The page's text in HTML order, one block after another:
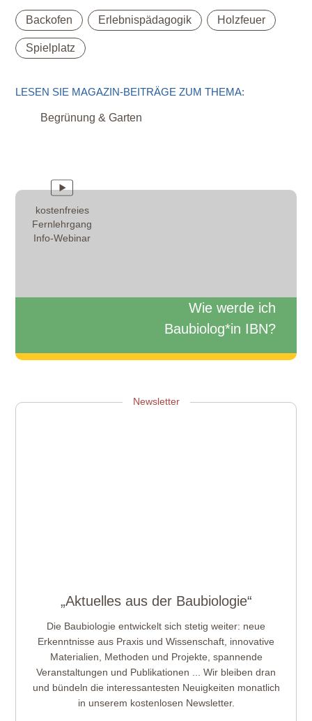
Backofen , Erlebnispädagogik , Holzfeuer
Spielplatz
LESEN SIE MAGAZIN-BEITRÄGE ZUM THEMA:
Begrünung & Garten
kostenfreies
Fernlehrgang
Info-Webinar
Wie werde ich
Baubiolog*in IBN?
Newsletter
„Aktuelles aus der Baubiologie“
Die Baubiologie entwickelt sich stetig weiter: neue
Erkenntnisse aus Praxis und Wissenschaft, innovative
Materialien, Methoden und Projekte, spannende
Veranstaltungen und Publikationen ... Wir bleiben dran
und bündeln die interessantesten Neuigkeiten monatlich
in unserem kostenlosen Newsletter.